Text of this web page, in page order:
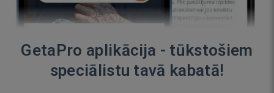
GetaPro aplikācija - tūkstošiem
speciālistu tavā kabatā!